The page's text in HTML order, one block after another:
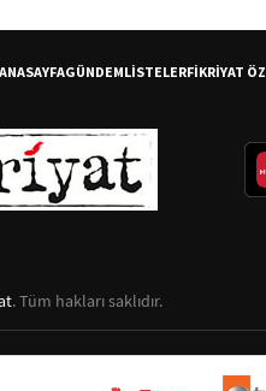
ANASAYFAGÜNDEMLİSTELERFİKRİYAT
. Tüm hakları saklıdır.